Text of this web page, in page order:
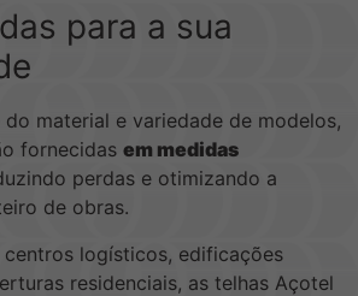
para a sua
material e variedade de modelos,
fornecidas em medidas
perdas e otimizando a
de obras.
centros logísticos, edificações
residenciais, as telhas Açotel